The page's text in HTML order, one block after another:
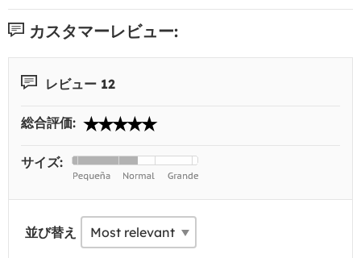
カスタマーレビュー:
レビュー 12
総合評価:
サイズ:
並び替え